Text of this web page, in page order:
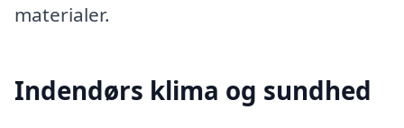
materialer.
Indendørs klima og sundhed